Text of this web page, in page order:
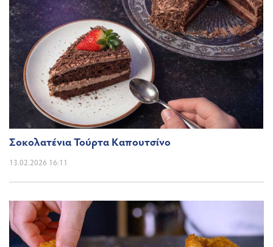
Σοκολατένια Τούρτα Καπουτσίνο
13.02.2026 16:11